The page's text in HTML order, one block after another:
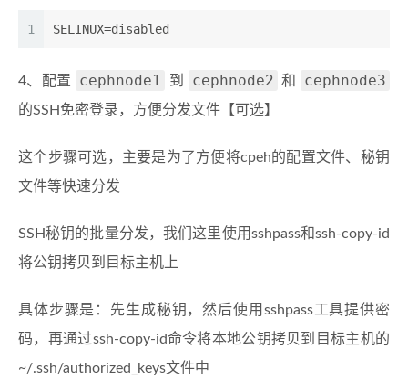
1 SELINUX=disabled
4、配置 cephnode1 到 cephnode2 和 cephnode3
的SSH免密登录，方便分发文件【可选】
这个步骤可选，主要是为了方便将cpeh的配置文件、秘钥
文件等快速分发
SSH秘钥的批量分发，我们这里使用sshpass和ssh-copy-id
将公钥拷贝到目标主机上
具体步骤是：先生成秘钥，然后使用sshpass工具提供密
码，再通过ssh-copy-id命令将本地公钥拷贝到目标主机的
~/.ssh/authorized_keys文件中